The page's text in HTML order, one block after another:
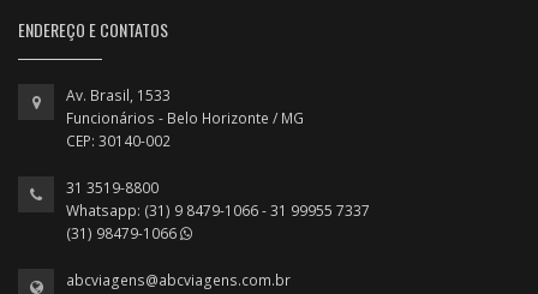
ENDEREÇO E CONTATOS
Av. Brasil, 1533
Funcionários - Belo Horizonte / MG
CEP: 30140-002
31 3519-8800
Whatsapp: (31) 9 8479-1066 - 31 99955 7337
(31) 98479-1066
abcviagens@abcviagens.com.br